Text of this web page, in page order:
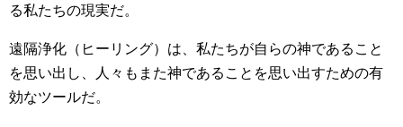
る私たちの現実だ。
遠隔浄化（ヒーリング）は、私たちが自らの神であること
を思い出し、人々もまた神であることを思い出すための有
効なツールだ。